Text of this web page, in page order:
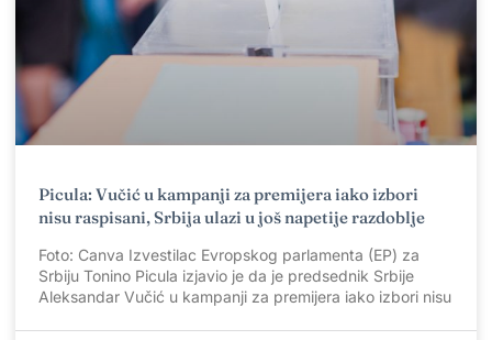
Picula: Vučić u kampanji za premijera iako izbori
nisu raspisani, Srbija ulazi u još napetije razdoblje
Foto: Canva Izvestilac Evropskog parlamenta (EP) za
Srbiju Tonino Picula izjavio je da je predsednik Srbije
Aleksandar Vučić u kampanji za premijera iako izbori nisu